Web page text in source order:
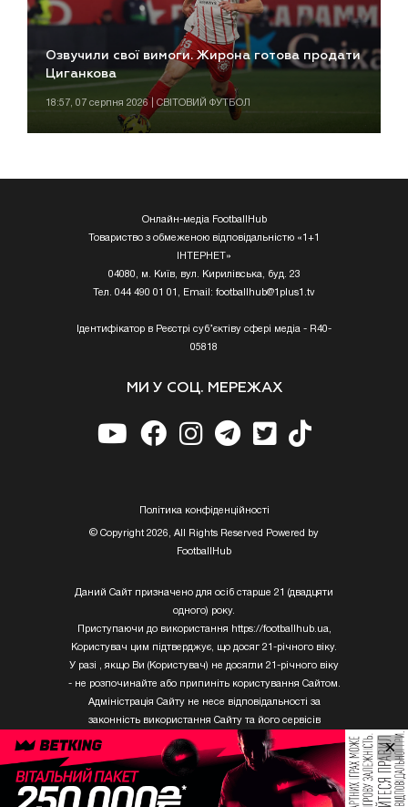
Озвучили свої вимоги. Жирона готова продати
Циганкова
18:57, 07 серпня 2026 | СВІТОВИЙ ФУТБОЛ
Онлайн-медіа FootballHub
Товариство з обмеженою відповідальністю «1+1
ІНТЕРНЕТ»
04080, м. Київ, вул. Кирилівська, буд. 23
Тел. 044 490 01 01, Email: footballhub@1plus1.tv
Ідентифікатор в Реєстрі суб’єктіву сфері медіа - R40-
05818
МИ У СОЦ. МЕРЕЖАХ
Полiтика конфiденцiйностi
© Copyright 2026, All Rights Reserved Powered by
FootballHub
Даний Сайт призначено для осіб старше 21 (двадцяти
одного) року.
Приступаючи до використання https://footballhub.ua,
Користувач цим підтверджує, що досяг 21-річного віку.
У разі , якщо Ви (Користувач) не досягли 21-річного віку
- не розпочинайте або припиніть користування Сайтом.
Адміністрація Сайту не несе відповідальності за
законність використання Сайту та його сервісів
Користувачем, який не досяг 21-річного віку.
Твори Getty Images, що розміщені на сайті, не можуть
бути використані третіми особами без письмового
×